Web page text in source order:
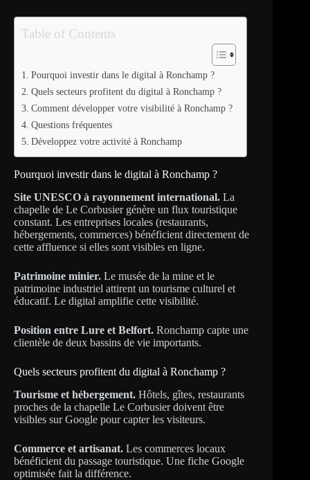
Table of Contents
Pourquoi investir dans le digital à Ronchamp ?
Quels secteurs profitent du digital à Ronchamp ?
Comment développer votre visibilité à Ronchamp ?
Questions fréquentes
Développez votre activité à Ronchamp
Pourquoi investir dans le digital à Ronchamp ?
Site UNESCO à rayonnement international. La
chapelle de Le Corbusier génère un flux touristique
constant. Les entreprises locales (restaurants,
hébergements, commerces) bénéficient directement de
cette affluence si elles sont visibles en ligne.
Patrimoine minier. Le musée de la mine et le
patrimoine industriel attirent un tourisme culturel et
éducatif. Le digital amplifie cette visibilité.
Position entre Lure et Belfort. Ronchamp capte une
clientèle de deux bassins de vie importants.
Quels secteurs profitent du digital à Ronchamp ?
Tourisme et hébergement. Hôtels, gîtes, restaurants
proches de la chapelle Le Corbusier doivent être
visibles sur Google pour capter les visiteurs.
Commerce et artisanat. Les commerces locaux
bénéficient du passage touristique. Une fiche Google
optimisée fait la différence.